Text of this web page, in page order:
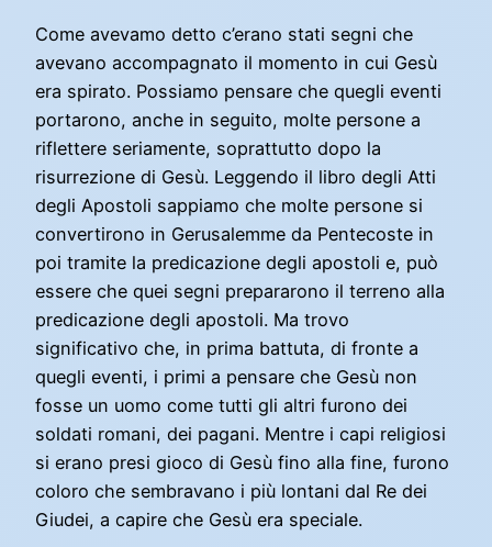
Come avevamo detto c’erano stati segni che
avevano accompagnato il momento in cui Gesù
era spirato. Possiamo pensare che quegli eventi
portarono, anche in seguito, molte persone a
riflettere seriamente, soprattutto dopo la
risurrezione di Gesù. Leggendo il libro degli Atti
degli Apostoli sappiamo che molte persone si
convertirono in Gerusalemme da Pentecoste in
poi tramite la predicazione degli apostoli e, può
essere che quei segni prepararono il terreno alla
predicazione degli apostoli. Ma trovo
significativo che, in prima battuta, di fronte a
quegli eventi, i primi a pensare che Gesù non
fosse un uomo come tutti gli altri furono dei
soldati romani, dei pagani. Mentre i capi religiosi
si erano presi gioco di Gesù fino alla fine, furono
coloro che sembravano i più lontani dal Re dei
Giudei, a capire che Gesù era speciale.